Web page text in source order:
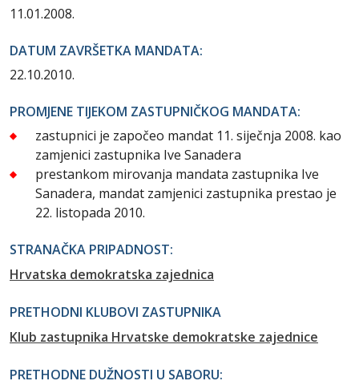
11.01.2008.
DATUM ZAVRŠETKA MANDATA:
22.10.2010.
PROMJENE TIJEKOM ZASTUPNIČKOG MANDATA:
zastupnici je započeo mandat 11. siječnja 2008. kao
zamjenici zastupnika Ive Sanadera
prestankom mirovanja mandata zastupnika Ive
Sanadera, mandat zamjenici zastupnika prestao je
22. listopada 2010.
STRANAČKA PRIPADNOST:
Hrvatska demokratska zajednica
PRETHODNI KLUBOVI ZASTUPNIKA
Klub zastupnika Hrvatske demokratske zajednice
PRETHODNE DUŽNOSTI U SABORU: